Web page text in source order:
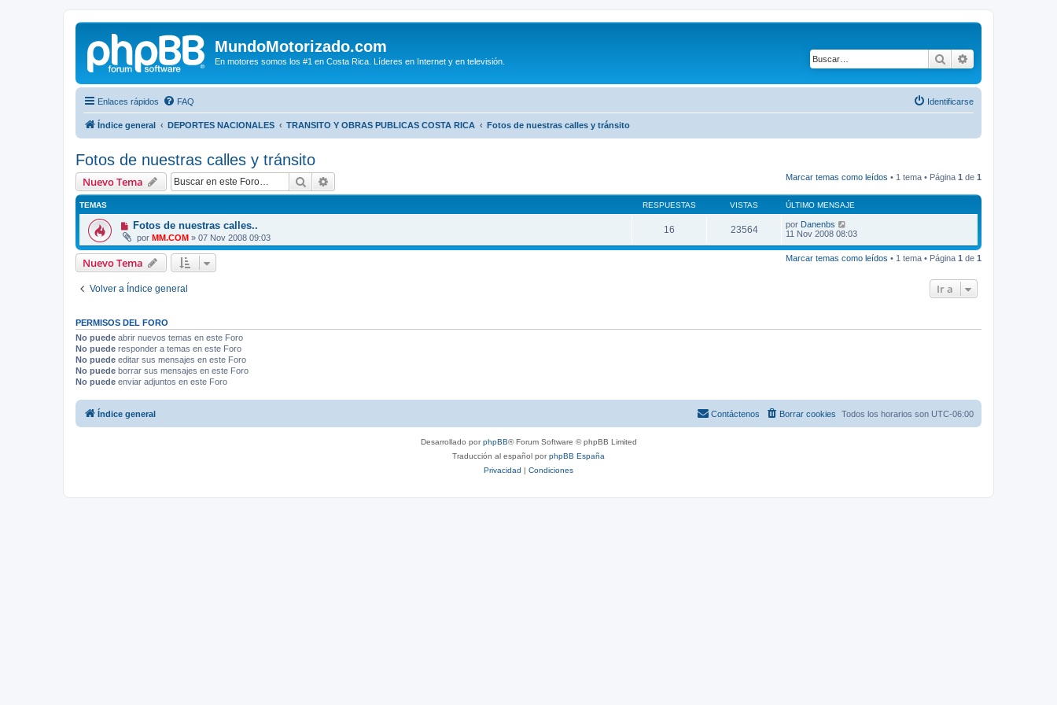
MundoMotorizado.com
En motores somos los #1 en Costa Rica. Líderes en Internet y en televisión. Buscar
Enlaces rápidos FAQ Identificarse
Índice general DEPORTES NACIONALES TRANSITO Y OBRAS PUBLICAS COSTA RICA Fotos de nuestras calles y tránsito
Fotos de nuestras calles y tránsito
Nuevo Tema Buscar Marcar temas como leídos • 1 tema • Página 1 de 1
TEMAS RESPUESTAS VISTAS ÚLTIMO MENSAJE
Fotos de nuestras calles..
por MM.COM » 07 Nov 2008 09:03
16 23564 por Danenbs
11 Nov 2008 08:03
Nuevo Tema Marcar temas como leídos • 1 tema • Página 1 de 1
Volver a Índice general Ir a
PERMISOS DEL FORO
No puede abrir nuevos temas en este Foro
No puede responder a temas en este Foro
No puede editar sus mensajes en este Foro
No puede borrar sus mensajes en este Foro
No puede enviar adjuntos en este Foro
Índice general Todos los horarios son UTC-06:00
Borrar cookies
Contáctenos
Desarrollado porphpBB® Forum Software © phpBB Limited
Traducción al español porphpBB España
Privacidad | Condiciones